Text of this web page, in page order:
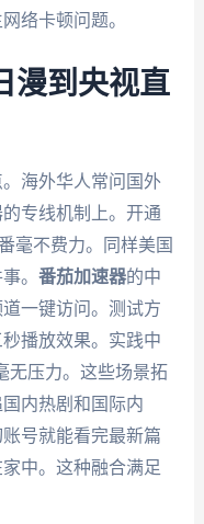
络卡顿问题。
漫到央视直
海外华人常问国外
专线机制上。开通
毫不费力。同样美国
。 番茄加速器的中
一键访问。测试方
播放效果。实践中
无压力。这些场景拓
内热剧和国际内
号就能看完最新篇
中。这种融合满足